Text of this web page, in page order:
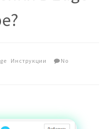
Инструкции
No